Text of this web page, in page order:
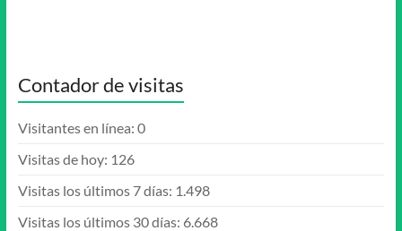
Contador de visitas
Visitantes en línea: 0
Visitas de hoy: 126
Visitas los últimos 7 días: 1.498
Visitas los últimos 30 días: 6.668